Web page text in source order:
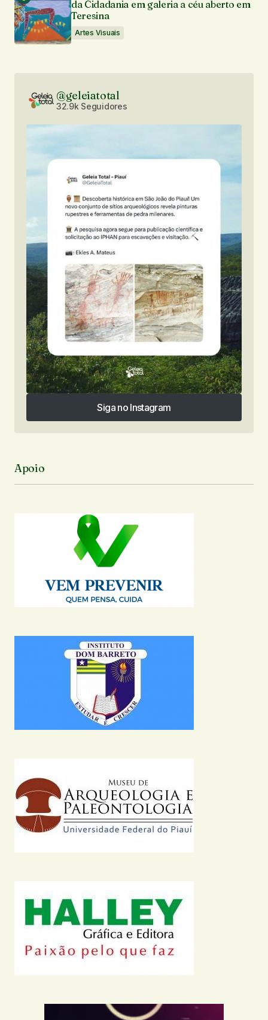
da Cidadania em galeria a céu aberto em
Teresina
Artes Visuais
@geleiatotal
32.9k Seguidores
Siga no Instagram
Siga no Instagram
Apoio